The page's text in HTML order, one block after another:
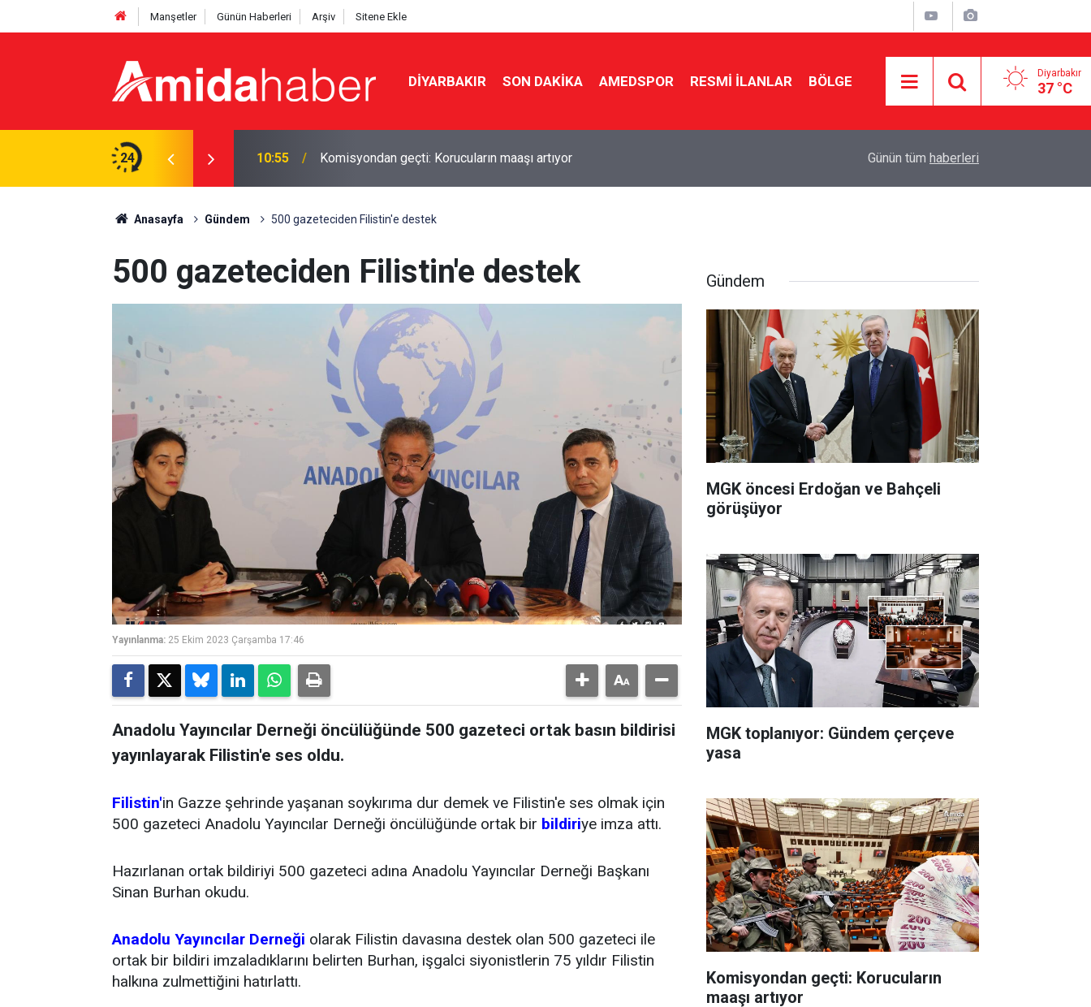
Manşetler Günün Haberleri Arşiv Sitene Ekle
DIYARBAKIR SON DAKIKA AMEDSPOR RESMI İLANLAR BÖLGE Diyarbakır
37 °C
24 10:55 Komisyondan geçti: Korucuların maaşı artıyor Diyarbakır’daki hastanenin statüsü yükseltildi
Günün tüm haberleri
Anasayfa Gündem 500 gazeteciden Filistin'e destek
500 gazeteciden Filistin'e destek
Yayınlanma: 25 Ekim 2023 Çarşamba 17:46
Anadolu Yayıncılar Derneği öncülüğünde 500 gazeteci ortak basın bildirisi
yayınlayarak Filistin'e ses oldu.
Filistin'in Gazze şehrinde yaşanan soykırıma dur demek ve Filistin'e ses olmak için
500 gazeteci Anadolu Yayıncılar Derneği öncülüğünde ortak bir bildiriye imza attı.
Hazırlanan ortak bildiriyi 500 gazeteci adına Anadolu Yayıncılar Derneği Başkanı
Sinan Burhan okudu.
Anadolu Yayıncılar Derneği olarak Filistin davasına destek olan 500 gazeteci ile
ortak bir bildiri imzaladıklarını belirten Burhan, işgalci siyonistlerin 75 yıldır Filistin
halkına zulmettiğini hatırlattı.
Gündem
MGK öncesi Erdoğan ve Bahçeli
görüşüyor
MGK toplanıyor: Gündem çerçeve
yasa
Komisyondan geçti: Korucuların
maaşı artıyor